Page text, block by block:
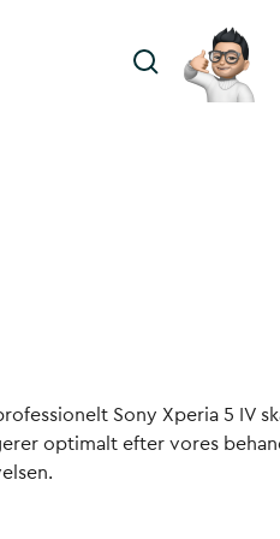
Sony Xperia 5 IV
optimalt efter vores